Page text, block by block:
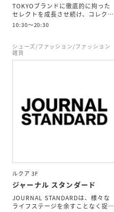
TOKYOブランドに徹底的に拘った
セレクトを成長させ続け、コレク…
10:30～20:30
シューズ/ファッション/ファッション
雑貨
ルクア 3F
ジャーナル スタンダード
JOURNAL STANDARDは、様々な
ライフステージを余すことなく捉…